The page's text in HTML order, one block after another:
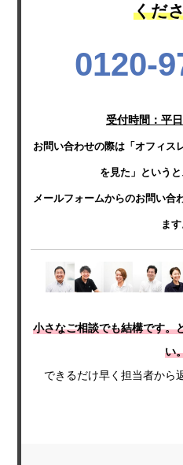
くだ
0120-
受付時間：平
お問い合わせの際は「オフィス
を見た」というと
メールフォームからのお問い合
ます
小さなご相談でも結構です。
い
できるだけ早く担当者から